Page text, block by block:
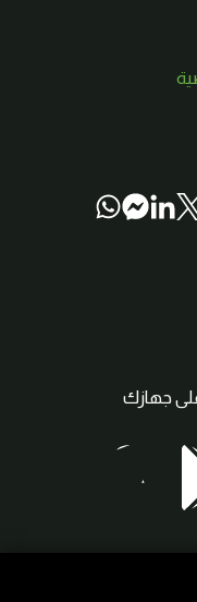
جهازك